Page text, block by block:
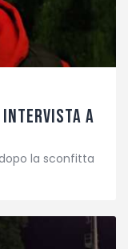
intervista a
la sconfitta